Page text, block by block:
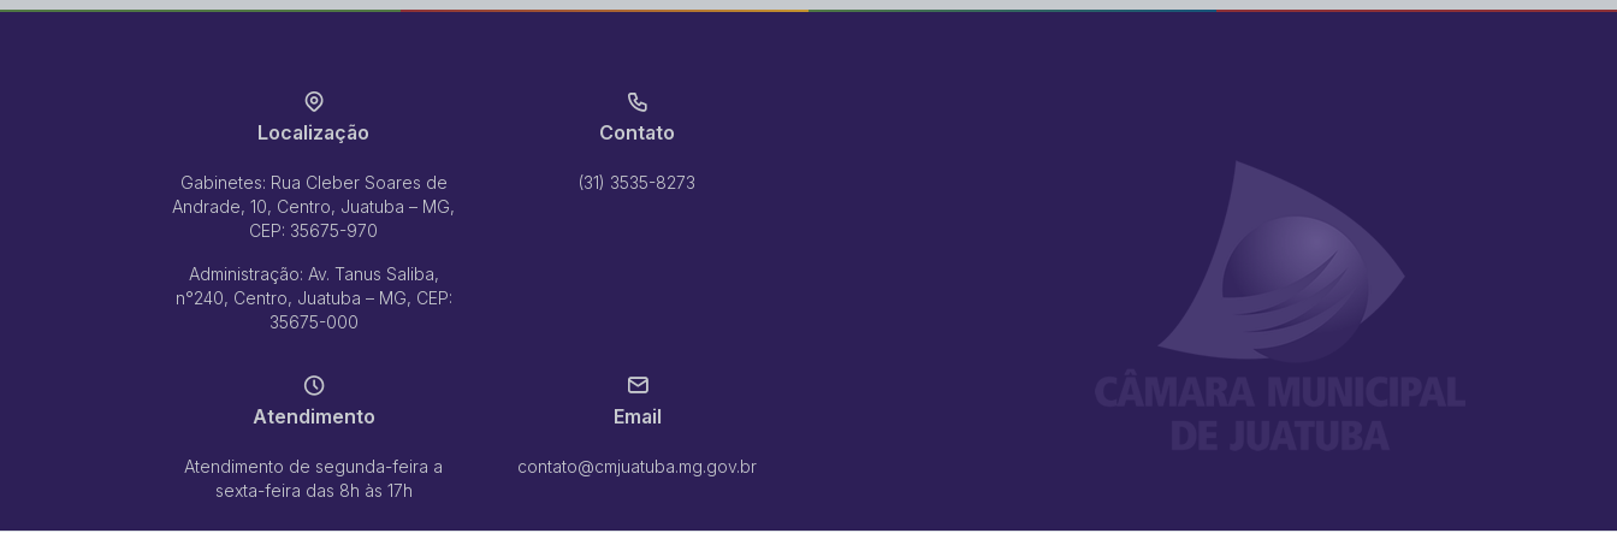
Horizonte; Recife; São Paulo; Goiânia; Manaus; Amazonas; Rio de Janeiro;
da Avenida Joseph Villeger - Cidade Nova I.
Indicações - Indicação
Fonseca - Bairro Satélite.
Publicado em:30/04/2026
Manutenção na Rua Nelson da Cruz, no bairro Diamantina e o
estudo técnico para implantação de emulsão asfáltica.
Indicações - Indicação
Ementa:Manutenção no calçamento na Rua Antônio Dias no bairro Cidade
Operação tapa buraco em toda a extenção das ruas Dr. Tomas de
Andrade e Getúlio Vargas, ambas localizadas no bairro Canaã.
Ementa:Operação tapa buraco e implantação de emulsão asfáltica em
toda a extenção da Rua Capitão chaves, no bairro Cidade Nova I.
Localização
Gabinetes: Rua Cleber Soares de
Andrade, 10, Centro, Juatuba – MG,
CEP: 35675-970
Administração: Av. Tanus Saliba,
n°240, Centro, Juatuba – MG, CEP:
35675-000
Contato
(31) 3535-8273
Atendimento
Atendimento de segunda-feira a
sexta-feira das 8h às 17h
Email
contato@cmjuatuba.mg.gov.br